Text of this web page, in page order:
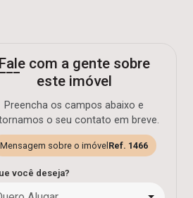
Fale com a gente sobre
este imóvel
Preencha os campos abaixo e
o seu contato em breve.
Mensagem sobre o imóvel Ref. 1466
você deseja?